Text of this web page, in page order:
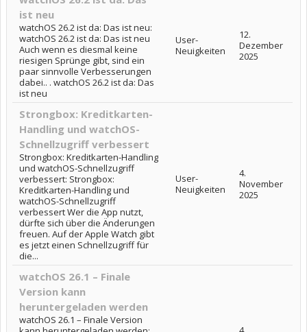
ist neu
watchOS 26.2 ist da: Das ist neu:
watchOS 26.2 ist da: Das ist neu
Auch wenn es diesmal keine
riesigen Sprünge gibt, sind ein
paar sinnvolle Verbesserungen
dabei.. . watchOS 26.2 ist da: Das
ist neu
User-
Neuigkeiten
12.
Dezember
2025
Strongbox: Kreditkarten-
Handling und watchOS-
Schnellzugriff verbessert
Strongbox: Kreditkarten-Handling
und watchOS-Schnellzugriff
verbessert: Strongbox:
Kreditkarten-Handling und
watchOS-Schnellzugriff
verbessert Wer die App nutzt,
dürfte sich über die Änderungen
freuen. Auf der Apple Watch gibt
es jetzt einen Schnellzugriff für
die...
User-
Neuigkeiten
4.
November
2025
watchOS 26.1 – Finale
Version kann
heruntergeladen werden
watchOS 26.1 – Finale Version